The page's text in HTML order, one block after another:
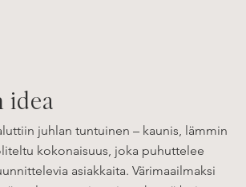
idea
juhlan tuntuinen – kaunis, lämmin
kokonaisuus, joka puhuttelee
asiakkaita. Värimaailmaksi